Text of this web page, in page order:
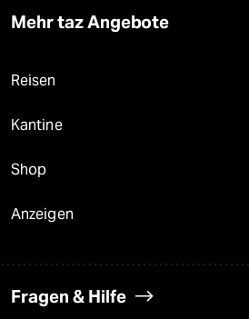
Mehr taz Angebote
Reisen
Kantine
Shop
Anzeigen
Fragen & Hilfe